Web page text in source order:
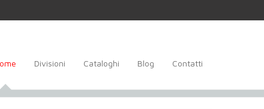
Divisioni Cataloghi Blog Contatti